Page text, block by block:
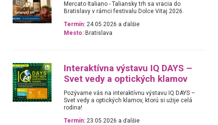
Mercato Italiano - Taliansky trh sa vracia do
Bratislavy v rámci festivalu Dolce Vitaj 2026.
Termín: 24.05.2026 a ďalšie
Mesto: Bratislava
Interaktívna výstavu IQ DAYS –
Svet vedy a optických klamov
Pozývame vás na interaktívnu výstavu IQ DAYS –
Svet vedy a optických klamov, ktorú si užije celá
rodina!
Termín: 23.05.2026 a ďalšie